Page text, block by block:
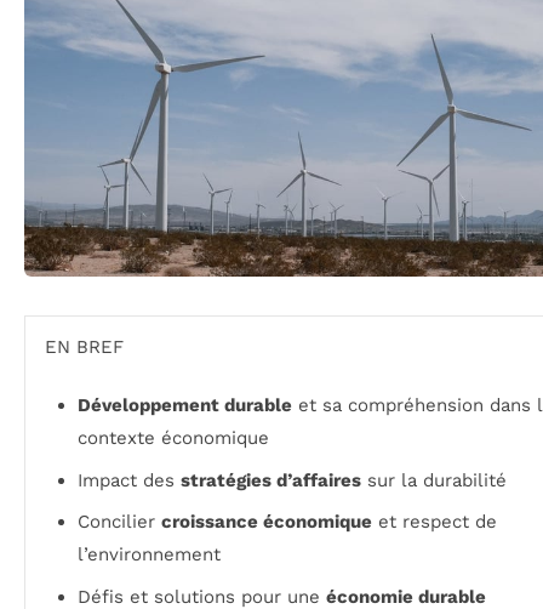
EN BREF
Développement durable et sa compréhension dans
contexte économique
Impact des stratégies d’affaires sur la durabilité
Concilier croissance économique et respect de
l’environnement
Défis et solutions pour une économie durable